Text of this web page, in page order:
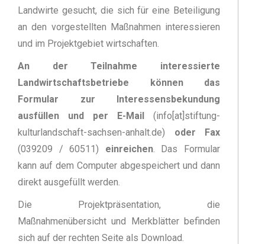
Landwirte gesucht, die sich für eine Beteiligung
an den vorgestellten Maßnahmen interessieren
und im Projektgebiet wirtschaften.
An der Teilnahme interessierte
Landwirtschaftsbetriebe können das
Formular zur Interessensbekundung
ausfüllen und per E-Mail (info[at]stiftung-
kulturlandschaft-sachsen-anhalt.de) oder Fax
(039209 / 60511) einreichen. Das Formular
kann auf dem Computer abgespeichert und dann
direkt ausgefüllt werden.
Die Projektpräsentation, die
Maßnahmenübersicht und Merkblätter befinden
sich auf der rechten Seite als Download.